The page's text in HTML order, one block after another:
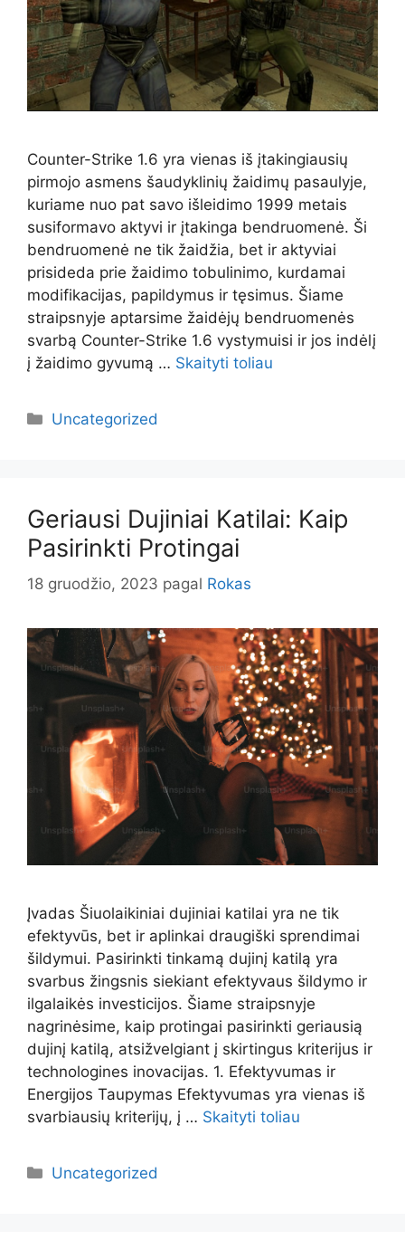
Counter-Strike 1.6 yra vienas iš įtakingiausių
pirmojo asmens šaudyklinių žaidimų pasaulyje,
kuriame nuo pat savo išleidimo 1999 metais
susiformavo aktyvi ir įtakinga bendruomenė. Ši
bendruomenė ne tik žaidžia, bet ir aktyviai
prisideda prie žaidimo tobulinimo, kurdamai
modifikacijas, papildymus ir tęsimus. Šiame
straipsnyje aptarsime žaidėjų bendruomenės
svarbą Counter-Strike 1.6 vystymuisi ir jos indėlį
į žaidimo gyvumą … Skaityti toliau
Kategorijos
Uncategorized
Geriausi Dujiniai Katilai: Kaip
Pasirinkti Protingai
18 gruodžio, 2023 pagal Rokas
Įvadas Šiuolaikiniai dujiniai katilai yra ne tik
efektyvūs, bet ir aplinkai draugiški sprendimai
šildymui. Pasirinkti tinkamą dujinį katilą yra
svarbus žingsnis siekiant efektyvaus šildymo ir
ilgalaikės investicijos. Šiame straipsnyje
nagrinėsime, kaip protingai pasirinkti geriausią
dujinį katilą, atsižvelgiant į skirtingus kriterijus ir
technologines inovacijas. 1. Efektyvumas ir
Energijos Taupymas Efektyvumas yra vienas iš
svarbiausių kriterijų, į … Skaityti toliau
Kategorijos
Uncategorized